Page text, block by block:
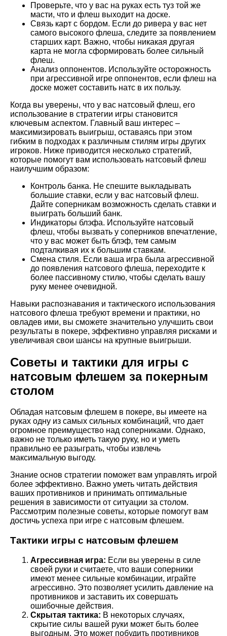
Проверьте, что у вас на руках есть туз той же
масти, что и флеш выходит на доске.
Связь карт с бордом. Если до ривера у вас нет
самого высокого флеша, следите за появлением
старших карт. Важно, чтобы никакая другая
карта не могла сформировать более сильный
флеш.
Анализ оппонентов. Используйте осторожность
при агрессивной игре оппонентов, если флеш на
доске может составить натс в их пользу.
Когда вы уверены, что у вас натсовый флеш, его
использование в стратегии игры становится
ключевым аспектом. Главный ваш интерес –
максимизировать выигрыш, оставаясь при этом
гибким в подходах к различным стилям игры других
игроков. Ниже приводится несколько стратегий,
которые помогут вам использовать натсовый флеш
наилучшим образом:
Контроль банка. Не спешите выкладывать
большие ставки, если у вас натсовый флеш.
Дайте соперникам возможность сделать ставки и
выиграть больший банк.
Индикаторы блэфа. Используйте натсовый
флеш, чтобы вызвать у соперников впечатление,
что у вас может быть блэф, тем самым
подталкивая их к большим ставкам.
Смена стиля. Если ваша игра была агрессивной
до появления натсового флеша, переходите к
более пассивному стилю, чтобы сделать вашу
руку менее очевидной.
Навыки распознавания и тактического использования
натсового флеша требуют времени и практики, но
овладев ими, вы сможете значительно улучшить свои
результаты в покере, эффективно управляя рисками и
увеличивая свои шансы на крупные выигрыши.
Советы и тактики для игры с
натсовым флешем за покерным
столом
Обладая натсовым флешем в покере, вы имеете на
руках одну из самых сильных комбинаций, что дает
огромное преимущество над соперниками. Однако,
важно не только иметь такую руку, но и уметь
правильно ее разыграть, чтобы извлечь
максимальную выгоду.
Знание основ стратегии поможет вам управлять игрой
более эффективно. Важно уметь читать действия
ваших противников и принимать оптимальные
решения в зависимости от ситуации за столом.
Рассмотрим полезные советы, которые помогут вам
достичь успеха при игре с натсовым флешем.
Тактики игры с натсовым флешем
Агрессивная игра: Если вы уверены в силе
своей руки и считаете, что ваши соперники
имеют менее сильные комбинации, играйте
агрессивно. Это позволяет усилить давление на
противников и заставить их совершать
ошибочные действия.
Скрытая тактика: В некоторых случаях,
скрытие силы вашей руки может быть более
выгодным. Это может побудить противников